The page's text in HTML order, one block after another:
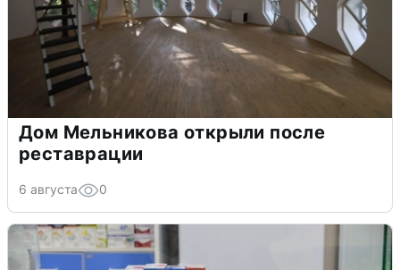
Дом Мельникова открыли после
реставрации
6 августа 0